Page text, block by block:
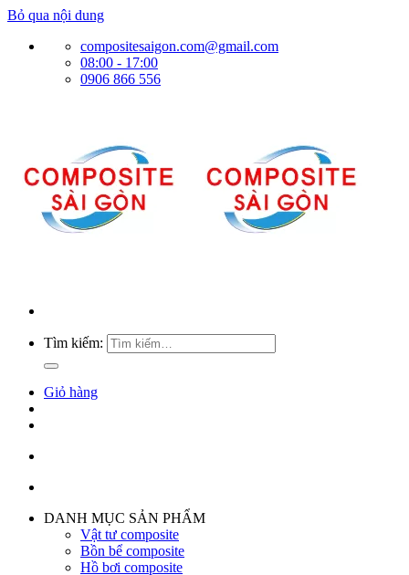
Bỏ qua nội dung
compositesaigon.com@gmail.com
08:00 - 17:00
0906 866 556
Tìm kiếm:
Giỏ hàng
DANH MỤC SẢN PHẨM
Vật tư composite
Bồn bể composite
Hồ bơi composite